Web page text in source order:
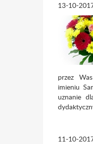
13-10-
przez
imieniu
uznanie
11-10-